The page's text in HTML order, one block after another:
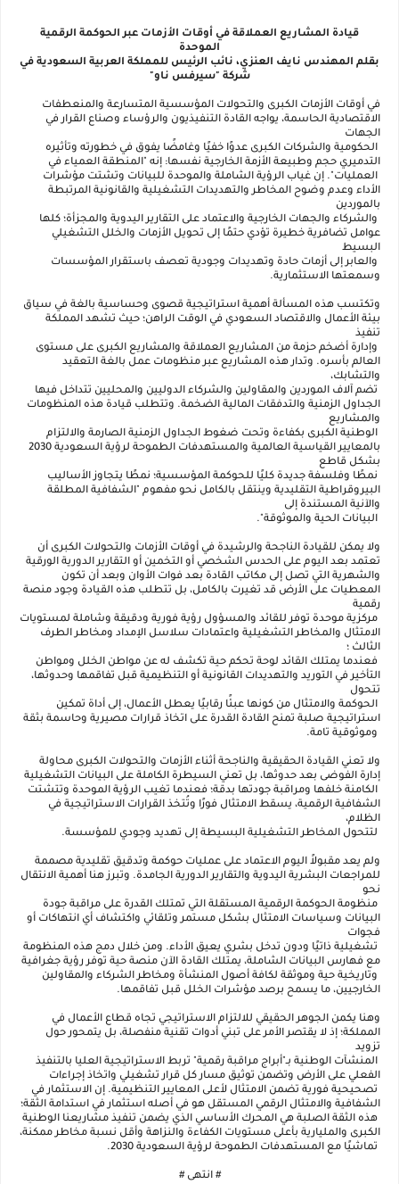
قيادة المشاريع العملاقة في أوقات الأزمات عبر الحوكمة الرقمية
الموحدة
بقلم المهندس نايف العنزي، نائب الرئيس للمملكة العربية السعودية في
شركة "سيرفس ناو"
في أوقات الأزمات الكبرى والتحولات المؤسسية المتسارعة والمنعطفات
الاقتصادية الحاسمة، يواجه القادة التنفيذيون والرؤساء وصناع القرار في
الجهات
الحكومية والشركات الكبرى عدوًا خفيًا وغامضًا يفوق في خطورته وتأثيره
التدميري حجم وطبيعة الأزمة الخارجية نفسها: إنه "المنطقة العمياء في
العمليات". إن غياب الرؤية الشاملة والموحدة للبيانات وتشتت مؤشرات
الأداء وعدم وضوح المخاطر والتهديدات التشغيلية والقانونية المرتبطة
بالموردين
والشركاء والجهات الخارجية والاعتماد على التقارير اليدوية والمجزأة؛ كلها
عوامل تضافرية خطيرة تؤدي حتمًا إلى تحويل الأزمات والخلل التشغيلي
البسيط
والعابر إلى أزمات حادة وتهديدات وجودية تعصف باستقرار المؤسسات
وسمعتها الاستثمارية.
وتكتسب هذه المسألة أهمية استراتيجية قصوى وحساسية بالغة في سياق
بيئة الأعمال والاقتصاد السعودي في الوقت الراهن؛ حيث تشهد المملكة
تنفيذ
وإدارة أضخم حزمة من المشاريع العملاقة والمشاريع الكبرى على مستوى
العالم بأسره. وتدار هذه المشاريع عبر منظومات عمل بالغة التعقيد
والتشابك،
تضم آلاف الموردين والمقاولين والشركاء الدوليين والمحليين تتداخل فيها
الجداول الزمنية والتدفقات المالية الضخمة. وتتطلب قيادة هذه المنظومات
والمشاريع
الوطنية الكبرى بكفاءة وتحت ضغوط الجداول الزمنية الصارمة والالتزام
بالمعايير القياسية العالمية والمستهدفات الطموحة لرؤية السعودية 2030
بشكل قاطع
نمطًا وفلسفة جديدة كليًا للحوكمة المؤسسية؛ نمطًا يتجاوز الأساليب
البيروقراطية التقليدية وينتقل بالكامل نحو مفهوم "الشفافية المطلقة
والآنية المستندة إلى
البيانات الحية والموثوقة".
ولا يمكن للقيادة الناجحة والرشيدة في أوقات الأزمات والتحولات الكبرى أن
تعتمد بعد اليوم على الحدس الشخصي أو التخمين أو التقارير الدورية الورقية
والشهرية التي تصل إلى مكاتب القادة بعد فوات الأوان وبعد أن تكون
المعطيات على الأرض قد تغيرت بالكامل، بل تتطلب هذه القيادة وجود منصة
رقمية
مركزية موحدة توفر للقائد والمسؤول رؤية فورية ودقيقة وشاملة لمستويات
الامتثال والمخاطر التشغيلية واعتمادات سلاسل الإمداد ومخاطر الطرف
الثالث ؛
فعندما يمتلك القائد لوحة تحكم حية تكشف له عن مواطن الخلل ومواطن
التأخير في التوريد والتهديدات القانونية أو التنظيمية قبل تفاقمها وحدوثها،
تتحول
الحوكمة والامتثال من كونها عبئًا رقابيًا يعطل الأعمال، إلى أداة تمكين
استراتيجية صلبة تمنح القادة القدرة على اتخاذ قرارات مصيرية وحاسمة بثقة
وموثوقية تامة.
ولا تعني القيادة الحقيقية والناجحة أثناء الأزمات والتحولات الكبرى محاولة
إدارة الفوضى بعد حدوثها، بل تعني السيطرة الكاملة على البيانات التشغيلية
الكامنة خلفها ومراقبة جودتها بدقة؛ فعندما تغيب الرؤية الموحدة وتتشتت
الشفافية الرقمية، يسقط الامتثال فورًا وتُتخذ القرارات الاستراتيجية في
الظلام،
لتتحول المخاطر التشغيلية البسيطة إلى تهديد وجودي للمؤسسة.
ولم يعد مقبولاً اليوم الاعتماد على عمليات حوكمة وتدقيق تقليدية مصممة
للمراجعات البشرية اليدوية والتقارير الدورية الجامدة. وتبرز هنا أهمية الانتقال
نحو
منظومة الحوكمة الرقمية المستقلة التي تمتلك القدرة على مراقبة جودة
البيانات وسياسات الامتثال بشكل مستمر وتلقائي واكتشاف أي انتهاكات أو
فجوات
تشغيلية ذاتيًا ودون تدخل بشري يعيق الأداء. ومن خلال دمج هذه المنظومة
مع فهارس البيانات الشاملة، يمتلك القادة الآن منصة حية توفر رؤية جغرافية
وتاريخية حية وموثقة لكافة أصول المنشأة ومخاطر الشركاء والمقاولين
الخارجيين، ما يسمح برصد مؤشرات الخلل قبل تفاقمها.
وهنا يكمن الجوهر الحقيقي للالتزام الاستراتيجي تجاه قطاع الأعمال في
المملكة؛ إذ لا يقتصر الأمر على تبني أدوات تقنية منفصلة، بل يتمحور حول
تزويد
المنشآت الوطنية بـ"أبراج مراقبة رقمية" تربط الاستراتيجية العليا بالتنفيذ
الفعلي على الأرض وتضمن توثيق مسار كل قرار تشغيلي واتخاذ إجراءات
تصحيحية فورية تضمن الامتثال لأعلى المعايير التنظيمية. إن الاستثمار في
الشفافية والامتثال الرقمي المستقل هو في أصله استثمار في استدامة الثقة؛
هذه الثقة الصلبة هي المحرك الأساسي الذي يضمن تنفيذ مشاريعنا الوطنية
الكبرى والمليارية بأعلى مستويات الكفاءة والنزاهة وأقل نسبة مخاطر ممكنة،
تماشيًا مع المستهدفات الطموحة لرؤية السعودية 2030.
#انتهى #